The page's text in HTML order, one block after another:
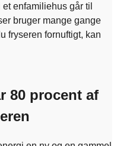
enfamiliehus går til
bruger mange gange
fryseren fornuftigt, kan
80 procent af